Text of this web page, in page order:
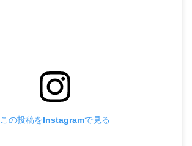
この投稿をInstagramで見る